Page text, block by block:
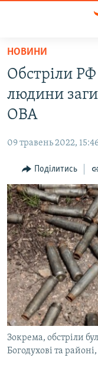
Перейти
основного
матеріалу
Перейти
до
основної
навігації
Перейти
до
пошуку
НОВИНИ
ВОДА.КРИМ
ВІДЕО ТА ФОТО
БЛОГИ
ПОГЛЯД
ІНТЕРВ'Ю
ВСЕ ЗА ДЕНЬ
СПЕЦПРОЕКТИ
ДЕПОРТАЦІЯ
ВІДЕОУРОКИ «ELIFBE»
СВІДЧЕННЯ ОКУПАЦІЇ
УКРАЇНСЬКА
ІНФОГРАФІКА
ЯК ОБІЙТИ
Русский
Qırımtatar
ДОЛУЧАЙСЯ!
НОВИНИ
Обстріли
людини
ОВА
09 травень 2022,
Поділитись
Зокрема, обстріли
Богодухові та